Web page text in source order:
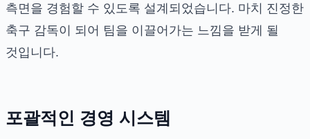
측면을 경험할 수 있도록 설계되었습니다. 마치 진정한
축구 감독이 되어 팀을 이끌어가는 느낌을 받게 될
것입니다.
포괄적인 경영 시스템